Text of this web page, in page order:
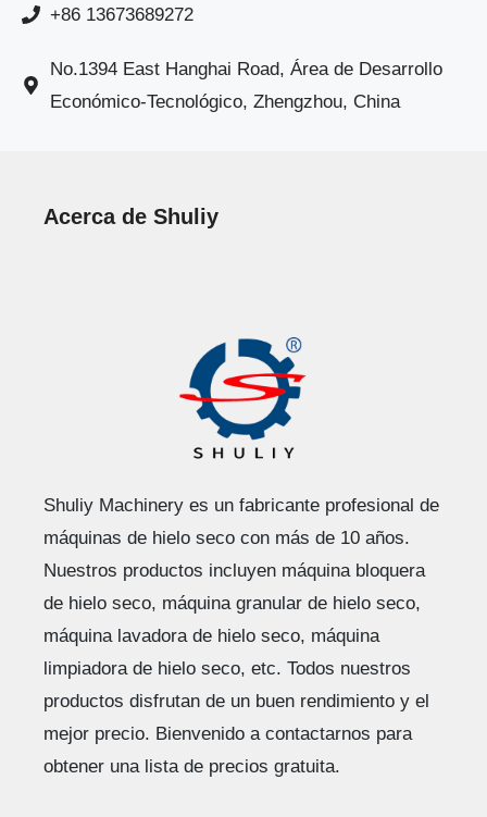
+86 13673689272
No.1394 East Hanghai Road, Área de Desarrollo
Económico-Tecnológico, Zhengzhou, China
Acerca de Shuliy
Shuliy Machinery es un fabricante profesional de
máquinas de hielo seco con más de 10 años.
Nuestros productos incluyen máquina bloquera
de hielo seco, máquina granular de hielo seco,
máquina lavadora de hielo seco, máquina
limpiadora de hielo seco, etc. Todos nuestros
productos disfrutan de un buen rendimiento y el
mejor precio. Bienvenido a contactarnos para
obtener una lista de precios gratuita.